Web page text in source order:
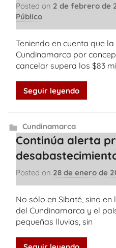
Posted on 2 de febrero de
Público
Teniendo en cuenta que
Cundinamarca por
cancelar supera los $83
Seguir leyendo
Cundinamarca
Continúa alerta
Posted on 28 de enero de
No sólo en Sibaté, sino
del Cundinamarca y el
pequeñas lluvias, sin